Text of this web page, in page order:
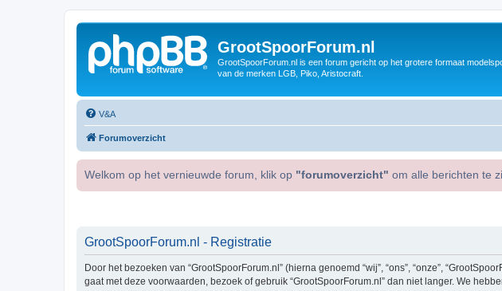
GrootSpoorForum.nl
GrootSpoorForum.nl is een forum gericht op het grotere formaat
van de merken LGB, Piko, Aristocraft.
V&A
Forumoverzicht
Welkom op het vernieuwde forum, klik op "forumoverzicht" om alle berichten te
GrootSpoorForum.nl - Registratie
Door het bezoeken van “GrootSpoorForum.nl” (hierna genoemd “wij”, “ons”, “onze”,
gaat met deze voorwaarden, bezoek of gebruik “GrootSpoorForum.nl” dan niet langer. We